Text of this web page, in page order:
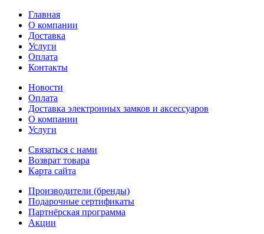
Главная
О компании
Доставка
Услуги
Оплата
Контакты
Новости
Оплата
Доставка электронных замков и аксессуаров
О компании
Услуги
Связаться с нами
Возврат товара
Карта сайта
Производители (бренды)
Подарочные сертификаты
Партнёрская программа
Акции